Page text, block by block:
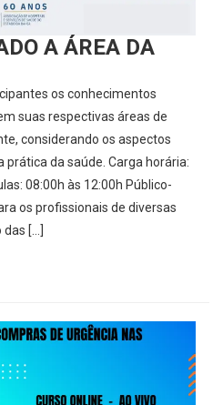
A ÁREA DA
os conhecimentos
suas respectivas áreas de
considerando os aspectos
prática da saúde. Carga horária:
08:00h às 12:00h Público-
os profissionais de diversas
[…]